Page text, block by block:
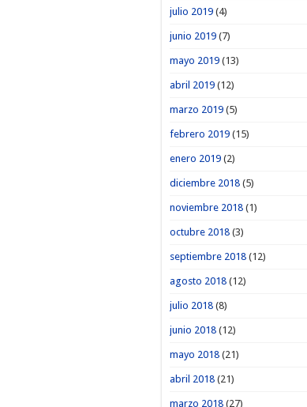
julio 2019(4)
junio 2019(7)
mayo 2019(13)
abril 2019(12)
marzo 2019(5)
febrero 2019(15)
enero 2019(2)
diciembre 2018(5)
noviembre 2018(1)
octubre 2018(3)
septiembre 2018(12)
agosto 2018(12)
julio 2018(8)
junio 2018(12)
mayo 2018(21)
abril 2018(21)
marzo 2018(27)